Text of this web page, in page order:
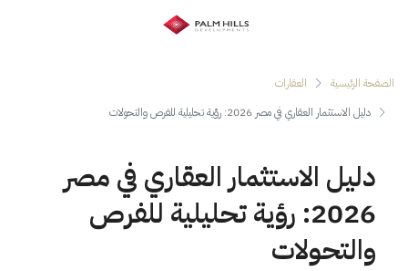
الصفحة الرئيسية
العقارات
دليل الاستثمار العقاري في مصر 2026: رؤية تحليلية للفرص والتحولات
دليل الاستثمار العقاري في مصر
2026: رؤية تحليلية للفرص
والتحولات